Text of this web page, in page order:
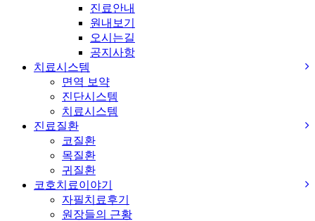
진료안내
원내보기
오시는길
공지사항
치료시스템
면역 보약
진단시스템
치료시스템
진료질환
코질환
목질환
귀질환
코호치료이야기
자필치료후기
원장들의 근황